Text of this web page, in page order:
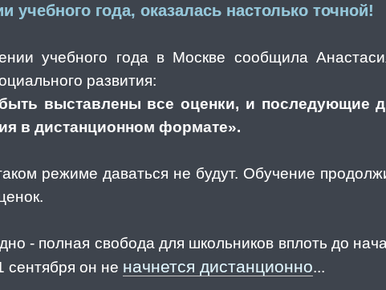
учебного года, оказалась настолько точной!
учебного года в Москве сообщила
развития:
выставлены все оценки, и последующие
в дистанционном формате».
режиме даваться не будут. Обучение
- полная свобода для школьников вплоть до
сентября он не начнется дистанционно...